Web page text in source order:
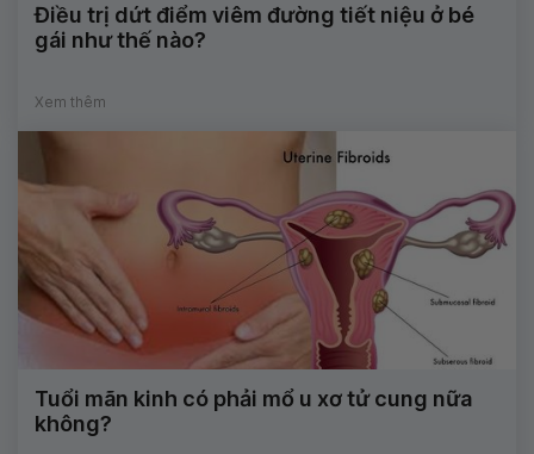
Điều trị dứt điểm viêm đường tiết niệu ở bé
gái như thế nào?
Xem thêm
Tuổi mãn kinh có phải mổ u xơ tử cung nữa
không?